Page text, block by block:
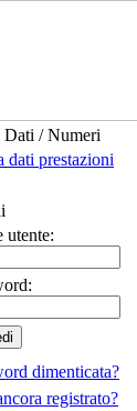
Dati / Numeri
dati prestazioni
utente:
dimenticata?
registrato?